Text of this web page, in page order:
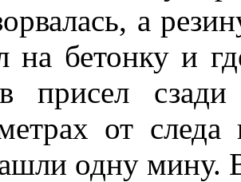
а
на бетонку и
присел
от
одну мину.